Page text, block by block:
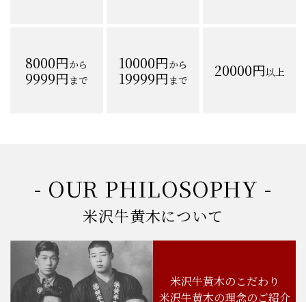
8000円から
9999円まで
10000円から
19999円まで 20000円以上
- OUR PHILOSOPHY -
米沢牛黄木について
米沢牛黄木のこだわり
米沢牛黄木の理念のご紹介